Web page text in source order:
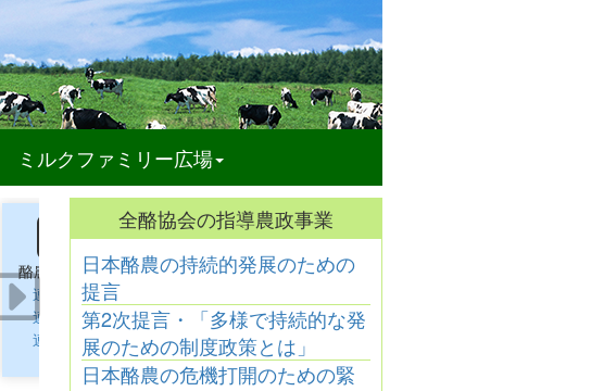
ミルクファミリー広場
酪農と文学
連載34
連載33
連載32
酪農と文学
連載30
連載29
酪農と文学
連載27
連載26
全酪協会の指導農政事業
日本酪農の持続的発展のための
提言
第2次提言・「多様で持続的な発
展のための制度政策とは」
日本酪農の危機打開のための緊